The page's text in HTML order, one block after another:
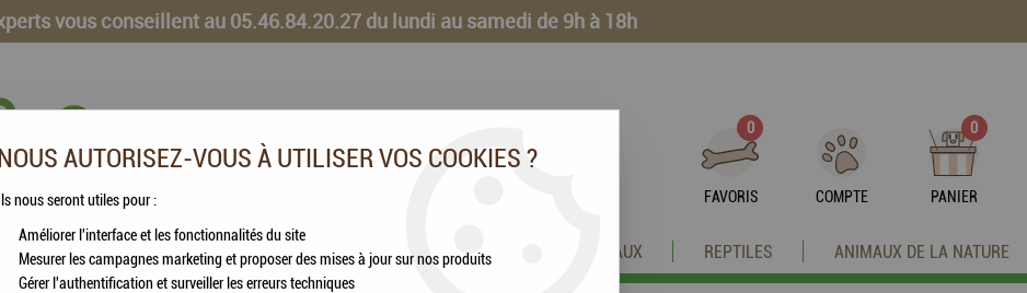
vous conseillent au 05.46.84.20.27 du lundi au samedi de 9h à 18h
0
FAVORIS COMPTE
0
PANIER
CHEVAUX VOLAILLES ANIMAUX DE LA FERME OISEAUX REPTILES ANIMAUX DE LA NATURE
AUTORISEZ-VOUS À UTILISER VOS COOKIES ?
Ils nous seront utiles pour :
Améliorer l'interface et les fonctionnalités du site
Mesurer les campagnes marketing et proposer des mises à jour sur nos produits
Gérer l'authentification et surveiller les erreurs techniques